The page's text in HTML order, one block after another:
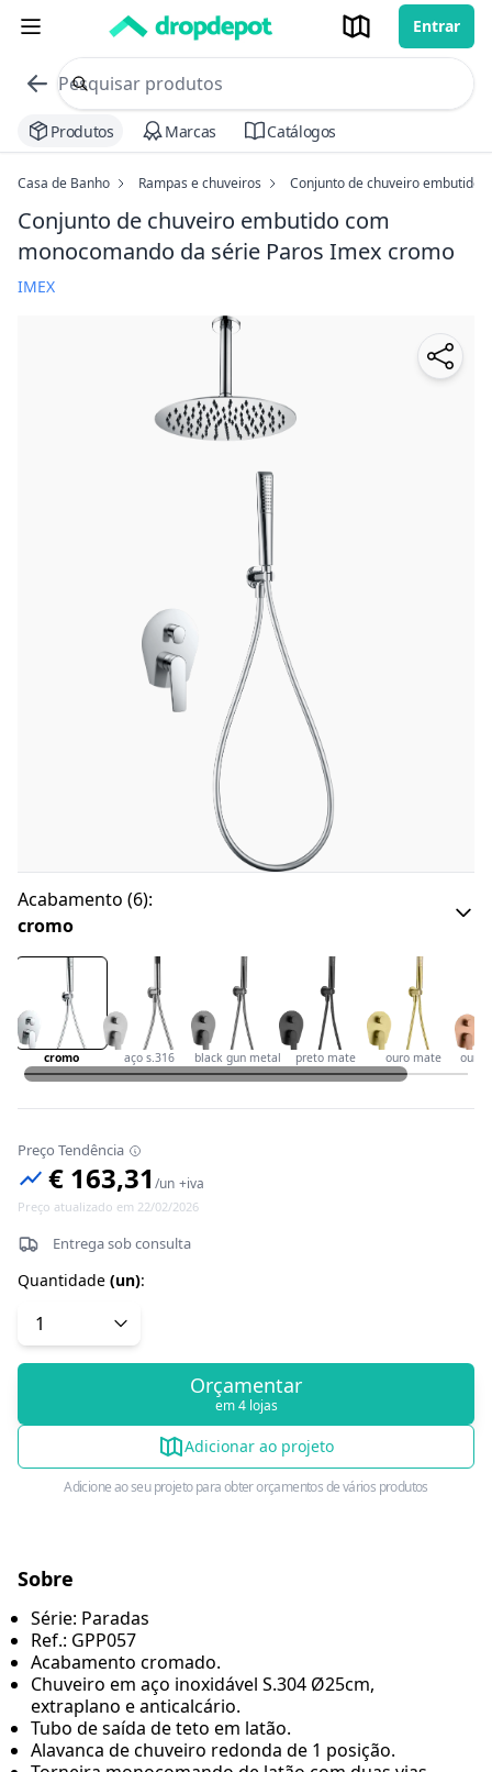
Entrar
commerce search no header
Procurar
Produtos Marcas Catálogos
Casa de Banho Rampas e chuveiros Conjunto de chuveiro embutido
Conjunto de chuveiro embutido com
monocomando da série Paros Imex cromo
IMEX
Acabamento (6):
cromo
cromo aço s.316 black gun metal preto mate ouro mate ouro
Preço Tendência
€ 163,31 /un +iva
Preço atualizado em 22/02/2026
Entrega sob consulta
Quantidade (un):
Orçamentar
em 4 lojas
Adicionar ao projeto
Adicione ao seu projeto para obter orçamentos de vários produtos
Sobre
Série: Paradas
Ref.: GPP057
Acabamento cromado.
Chuveiro em aço inoxidável S.304 Ø25cm,
extraplano e anticalcário.
Tubo de saída de teto em latão.
Alavanca de chuveiro redonda de 1 posição.